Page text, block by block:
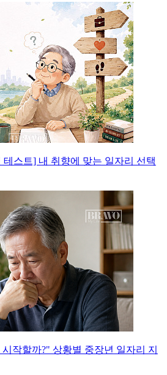
테스트] 내 취향에 맞는 일자리 선택
작할까?" 상황별 중장년 일자리 지